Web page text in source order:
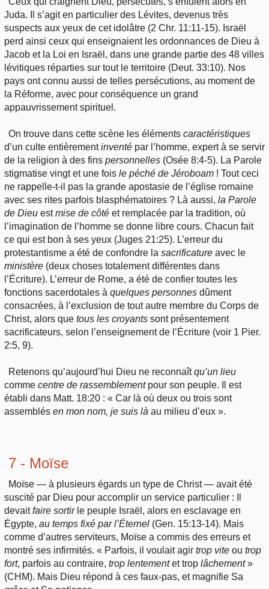
Juda. Il s’agit en particulier des Lévites, devenus très
suspects aux yeux de cet idolâtre (2 Chr. 11:11-15). Israël
perd ainsi ceux qui enseignaient les ordonnances de Dieu à
Jacob et la Loi en Israël, dans une grande partie des 48 villes
lévitiques réparties sur tout le territoire (Deut. 33:10). Nos
pays ont connu aussi de telles persécutions, au moment de
la Réforme, avec pour conséquence un grand
appauvrissement spirituel.
On trouve dans cette scène les élémentscaractéristiques
d’un culte entièrementinventé par l’homme, expert à se servir
de la religion à des fins personnelles (Osée 8:4-5). La Parole
stigmatise vingt et une fois le péché de Jéroboam ! Tout ceci
ne rappelle-t-il pas la grande apostasie de l’église romaine
avec ses rites parfois blasphématoires ? Là aussi, la Parole
de Dieu estmise de côté et remplacée par la tradition, où
l’imagination de l’homme se donne libre cours. Chacun fait
ce qui est bon à ses yeux (Juges 21:25). L’erreur du
protestantisme a été de confondre la sacrificature avec le
ministère (deux choses totalement différentes dans
l’Écriture). L’erreur de Rome, a été de confier toutes les
fonctions sacerdotales à quelques personnes dûment
consacrées, à l’exclusion de tout autre membre du Corps de
Christ, alors que tous les croyants sont présentement
sacrificateurs, selon l’enseignement de l’Écriture (voir 1 Pier.
2:5, 9).
Retenons qu’aujourd’hui Dieu ne reconnaîtqu’un lieu
comme centre de rassemblementpour son peuple. Il est
établi dans Matt. 18:20 : « Car là où deux ou trois sont
assemblés en mon nom, je suis là au milieu d’eux ».
7 - Moïse
Moïse — à plusieurs égards un type de Christ — avait été
suscité par Dieu pour accomplir un service particulier : Il
devaitfaire sortirle peuple Israël, alors en esclavage en
Égypte, au temps fixé par l’Éternel (Gen. 15:13-14). Mais
comme d’autres serviteurs, Moïse a commis des erreurs et
montré ses infirmités. « Parfois, il voulait agir trop vite ou trop
fort, parfois au contraire, trop lentementet trop lâchement»
(CHM). Mais Dieu répond à ces faux-pas, et magnifie Sa